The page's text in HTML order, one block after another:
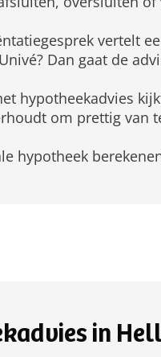
vertelt
Dan gaat de
hypotheekadvies
om prettig van
hypotheek
in